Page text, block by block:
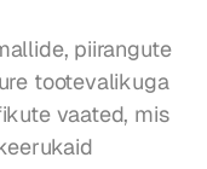
piirangute
tootevalikuga
vaated, mis